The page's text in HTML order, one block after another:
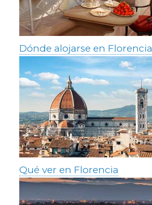
Dónde alojarse en Florencia
Qué ver en Florencia